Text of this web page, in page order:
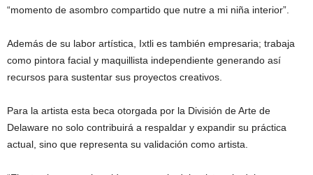
“momento de asombro compartido que nutre a mi niña interior”.
Además de su labor artística, Ixtli es también empresaria; trabaja
como pintora facial y maquillista independiente generando así
recursos para sustentar sus proyectos creativos.
Para la artista esta beca otorgada por la División de Arte de
Delaware no solo contribuirá a respaldar y expandir su práctica
actual, sino que representa su validación como artista.